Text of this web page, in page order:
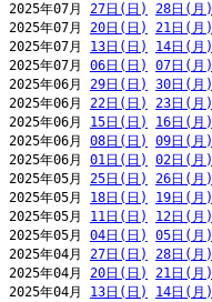
2025年07月 27日(日) 28日(月)
2025年07月 20日(日) 21日(月)
2025年07月 13日(日) 14日(月)
2025年07月 06日(日) 07日(月)
2025年06月 29日(日) 30日(月)
2025年06月 22日(日) 23日(月)
2025年06月 15日(日) 16日(月)
2025年06月 08日(日) 09日(月)
2025年06月 01日(日) 02日(月)
2025年05月 25日(日) 26日(月)
2025年05月 18日(日) 19日(月)
2025年05月 11日(日) 12日(月)
2025年05月 04日(日) 05日(月)
2025年04月 27日(日) 28日(月)
2025年04月 20日(日) 21日(月)
2025年04月 13日(日) 14日(月)